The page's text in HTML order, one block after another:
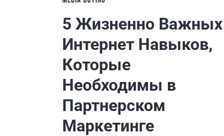
5 Жизненно Важных
Интернет Навыков,
Которые
Необходимы в
Партнерском
Маркетинге